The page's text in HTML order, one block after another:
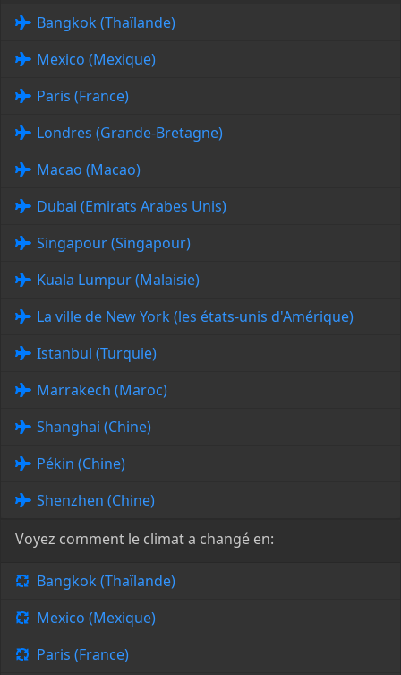
Bangkok (Thaïlande)
Mexico (Mexique)
Paris (France)
Londres (Grande-Bretagne)
Macao (Macao)
Dubai (Emirats Arabes Unis)
Singapour (Singapour)
Kuala Lumpur (Malaisie)
La ville de New York (les états-unis d'Amérique)
Istanbul (Turquie)
Marrakech (Maroc)
Shanghai (Chine)
Pékin (Chine)
Shenzhen (Chine)
Voyez comment le climat a changé en:
Bangkok (Thaïlande)
Mexico (Mexique)
Paris (France)